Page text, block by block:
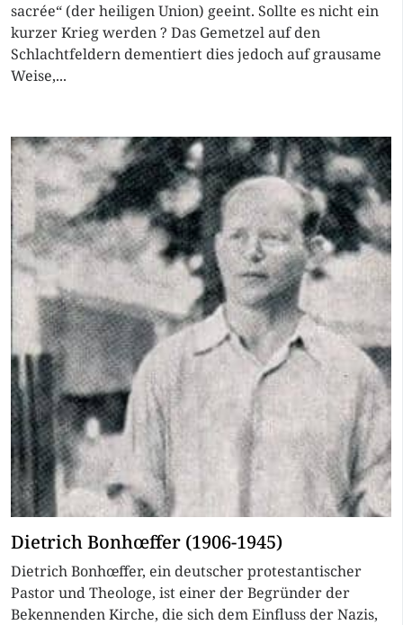
sacrée“ (der heiligen Union) geeint. Sollte es nicht ein
kurzer Krieg werden ? Das Gemetzel auf den
Schlachtfeldern dementiert dies jedoch auf grausame
Weise,...
Dietrich Bonhœffer (1906-1945)
Dietrich Bonhœffer, ein deutscher protestantischer
Pastor und Theologe, ist einer der Begründer der
Bekennenden Kirche, die sich dem Einfluss der Nazis,